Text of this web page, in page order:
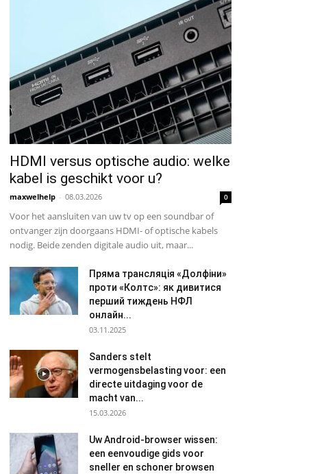
HDMI versus optische audio: welke
kabel is geschikt voor u?
maxwelhelp - 08.03.2026 0
Voor het aansluiten van uw tv op een soundbar of
ontvanger zijn doorgaans HDMI- of optische kabels
nodig. Beide zenden digitale audio uit, maar...
Пряма трансляція «Долфіни»
проти «Колтс»: як дивитися
перший тиждень НФЛ
онлайн...
03.11.2025
Sanders stelt
vermogensbelasting voor: een
directe uitdaging voor de
macht van...
15.03.2026
Uw Android-browser wissen:
een eenvoudige gids voor
sneller en schoner browsen